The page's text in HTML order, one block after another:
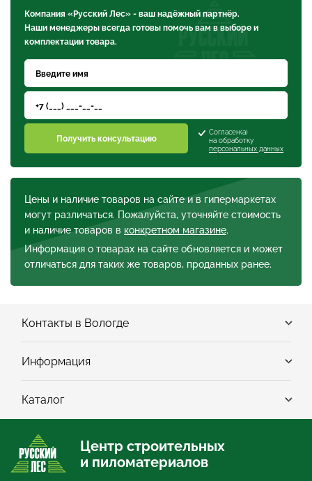
Цены и наличие товаров на сайте и в гипермаркетах
могут различаться. Пожалуйста, уточняйте стоимость
и наличие товаров в конкретном магазине.
Информация о товарах на сайте обновляется и может
отличаться для таких же товаров, проданных ранее.
Компания «Русский Лес» - ваш надёжный партнёр.
Наши менеджеры всегда готовы помочь вам в выборе и
комплектации товара.
Получить консультацию
Согласен(а)
на обработку
персональных данных
Контакты в Вологде
Информация
Каталог
Центр строительных
и пиломатериалов